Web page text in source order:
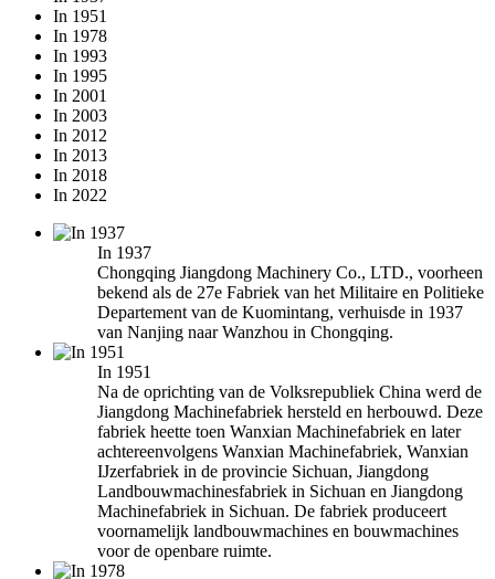
In 1951
In 1978
In 1993
In 1995
In 2001
In 2003
In 2012
In 2013
In 2018
In 2022
In 1937
Chongqing Jiangdong Machinery Co., LTD., voorheen
bekend als de 27e Fabriek van het Militaire en Politieke
Departement van de Kuomintang, verhuisde in 1937
van Nanjing naar Wanzhou in Chongqing.
In 1951
Na de oprichting van de Volksrepubliek China werd de
Jiangdong Machinefabriek hersteld en herbouwd. Deze
fabriek heette toen Wanxian Machinefabriek en later
achtereenvolgens Wanxian Machinefabriek, Wanxian
IJzerfabriek in de provincie Sichuan, Jiangdong
Landbouwmachinesfabriek in Sichuan en Jiangdong
Machinefabriek in Sichuan. De fabriek produceert
voornamelijk landbouwmachines en bouwmachines
voor de openbare ruimte.